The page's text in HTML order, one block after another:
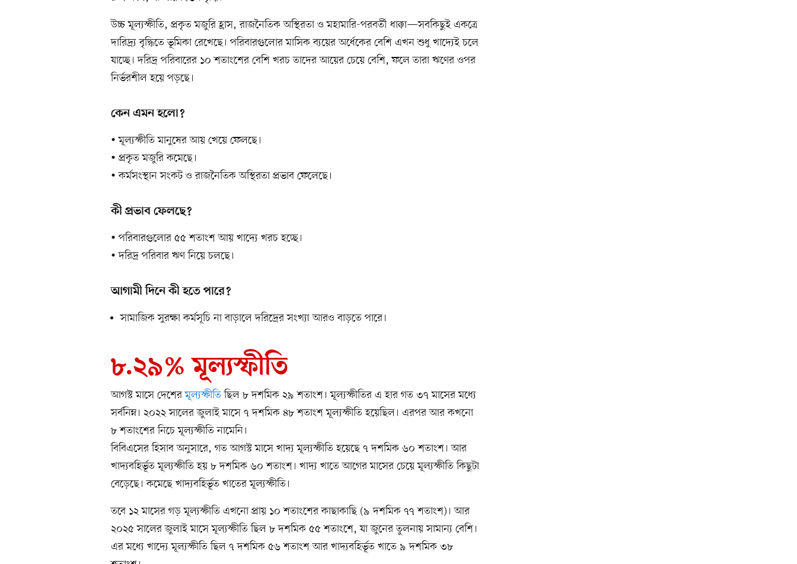
উচ্চ মূল্যস্ফীতি, প্রকৃত মজুরি হ্রাস, রাজনৈতিক অস্থিরতা ও মহামারি-পরবর্তী ধাক্কা—সবকিছুই একত্রে
দারিদ্র্য বৃদ্ধিতে ভূমিকা রেখেছে। পরিবারগুলোর মাসিক ব্যয়ের অর্ধেকের বেশি এখন শুধু খাদ্যেই চলে
যাচ্ছে। দরিদ্র পরিবারের ১০ শতাংশের বেশি খরচ তাদের আয়ের চেয়ে বেশি, ফলে তারা ঋণের ওপর
নির্ভরশীল হয়ে পড়ছে।
কেন এমন হলো?
• মূল্যস্ফীতি মানুষের আয় খেয়ে ফেলছে।
• প্রকৃত মজুরি কমেছে।
• কর্মসংস্থান সংকট ও রাজনৈতিক অস্থিরতা প্রভাব ফেলেছে।
কী প্রভাব ফেলছে?
• পরিবারগুলোর ৫৫ শতাংশ আয় খাদ্যে খরচ হচ্ছে।
• দরিদ্র পরিবার ঋণ নিয়ে চলছে।
আগামী দিনে কী হতে পারে?
সামাজিক সুরক্ষা কর্মসূচি না বাড়ালে দরিদ্রের সংখ্যা আরও বাড়তে পারে।
৮.২৯% মূল্যস্ফীতি
আগস্ট মাসে দেশেরমূল্যস্ফীতিছিল ৮ দশমিক ২৯ শতাংশ। মূল্যস্ফীতির এ হার গত ৩৭ মাসের মধ্যে
সর্বনিম্ন। ২০২২ সালের জুলাই মাসে ৭ দশমিক ৪৮ শতাংশ মূল্যস্ফীতি হয়েছিল। এরপর আর কখনো
৮ শতাংশের নিচে মূল্যস্ফীতি নামেনি।
বিবিএসের হিসাব অনুসারে, গত আগস্ট মাসে খাদ্য মূল্যস্ফীতি হয়েছে ৭ দশমিক ৬০ শতাংশ। আর
খাদ্যবহির্ভূত মূল্যস্ফীতি হয় ৮ দশমিক ৬০ শতাংশ। খাদ্য খাতে আগের মাসের চেয়ে মূল্যস্ফীতি কিছুটা
বেড়েছে। কমেছে খাদ্যবহির্ভূত খাতের মূল্যস্ফীতি।
তবে ১২ মাসের গড় মূল্যস্ফীতি এখনো প্রায় ১০ শতাংশের কাছাকাছি (৯ দশমিক ৭৭ শতাংশ)। আর
২০২৫ সালের জুলাই মাসে মূল্যস্ফীতি ছিল ৮ দশমিক ৫৫ শতাংশে, যা জুনের তুলনায় সামান্য বেশি।
এর মধ্যে খাদ্যে মূল্যস্ফীতি ছিল ৭ দশমিক ৫৬ শতাংশ আর খাদ্যবহির্ভূত খাতে ৯ দশমিক ৩৮